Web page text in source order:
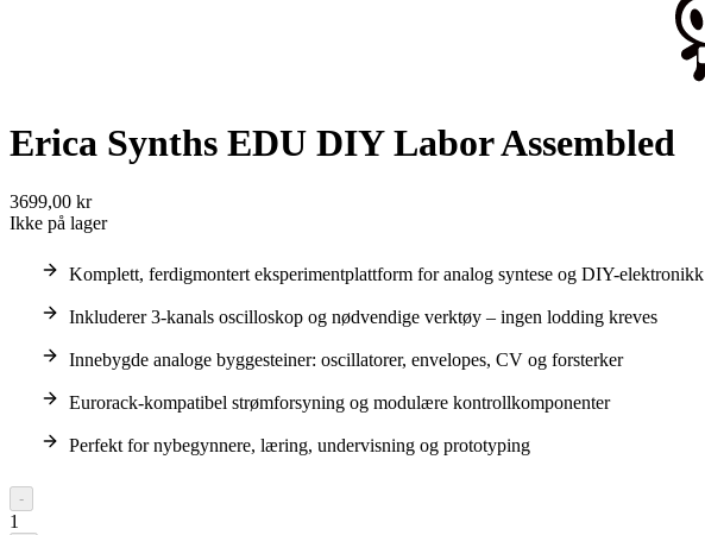
Erica Synths EDU DIY Labor Assembled
3699,00 kr
Ikke på lager
Komplett, ferdigmontert eksperimentplattform for analog syntese og DIY-elektronikk
Inkluderer 3-kanals oscilloskop og nødvendige verktøy – ingen lodding kreves
Innebygde analoge byggesteiner: oscillatorer, envelopes, CV og forsterker
Eurorack-kompatibel strømforsyning og modulære kontrollkomponenter
Perfekt for nybegynnere, læring, undervisning og prototyping
-
1